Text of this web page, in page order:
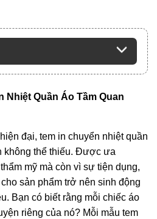
Nhiệt Quần Áo Tầm Quan
đại, tem in chuyển nhiệt quần
không thể thiếu. Được ưa
mỹ mà còn vì sự tiện dụng,
sản phẩm trở nên sinh động
Bạn có biết rằng mỗi chiếc áo
riêng của nó? Mỗi mẫu tem